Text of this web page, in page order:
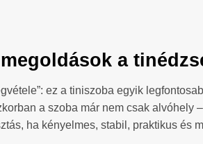
a
ez a tiniszoba egyik
a szoba már nem csak alvóhely
ha kényelmes, stabil, praktikus és